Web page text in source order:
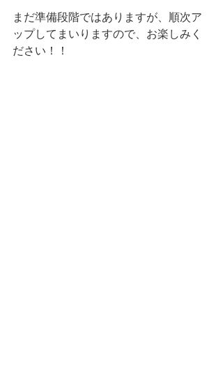
まだ準備段階ではありますが、順次ア
ップしてまいりますので、お楽しみく
ださい！！